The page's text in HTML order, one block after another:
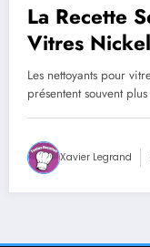
La Recette
Vitres Nickel
Les nettoyants pour
présentent souvent
Xavier Legrand